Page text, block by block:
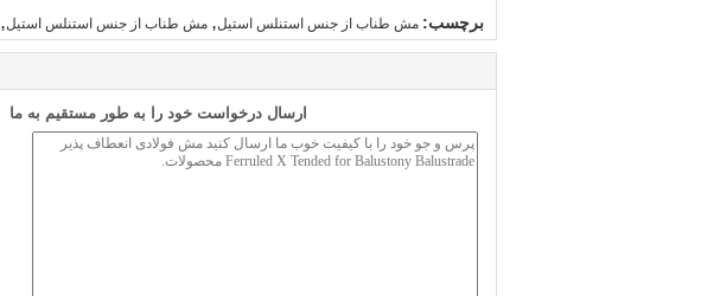
برچسب: مش طناب از جنس استنلس استیل, مش طناب از جنس استنلس استیل,
ارسال درخواست خود را به طور مستقیم به ما